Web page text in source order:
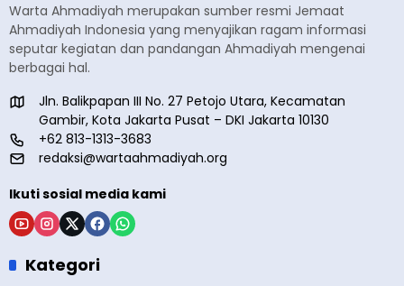
Warta Ahmadiyah merupakan sumber resmi Jemaat
Ahmadiyah Indonesia yang menyajikan ragam informasi
seputar kegiatan dan pandangan Ahmadiyah mengenai
berbagai hal.
Jln. Balikpapan III No. 27 Petojo Utara, Kecamatan
Gambir, Kota Jakarta Pusat – DKI Jakarta 10130
+62 813-1313-3683
redaksi@wartaahmadiyah.org
Ikuti sosial media kami
Kategori